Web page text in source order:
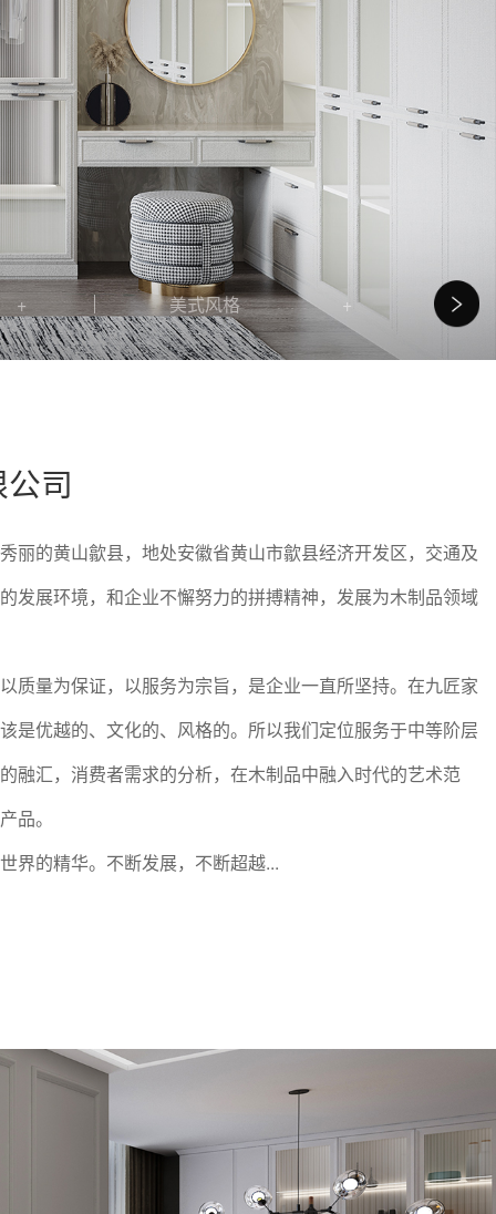
美式风格
司
丽的黄山歙县，地处安徽省黄山市歙县经济开发区，交通及
发展环境，和企业不懈努力的拼搏精神，发展为木制品领域
质量为保证，以服务为宗旨，是企业一直所坚持。在九匠家
是优越的、文化的、风格的。所以我们定位服务于中等阶层
融汇，消费者需求的分析，在木制品中融入时代的艺术范
品。
界的精华。不断发展，不断超越...